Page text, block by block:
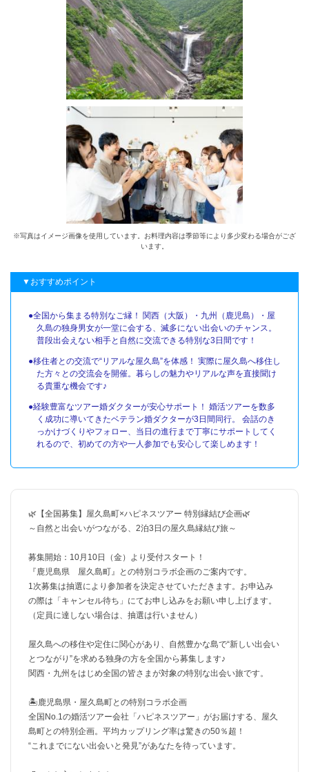
※写真はイメージ画像を使用しています。お料理内容は季節等により多少変わる場合がござ
います。
▼おすすめポイント
●全国から集まる特別なご縁！ 関西（大阪）・九州（鹿児島）・屋
久島の独身男女が一堂に会する、滅多にない出会いのチャンス。
普段出会えない相手と自然に交流できる特別な3日間です！
●移住者との交流で“リアルな屋久島”を体感！ 実際に屋久島へ移住し
た方々との交流会を開催。暮らしの魅力やリアルな声を直接聞け
る貴重な機会です♪
●経験豊富なツアー婚ダクターが安心サポート！ 婚活ツアーを数多
く成功に導いてきたベテラン婚ダクターが3日間同行。 会話のき
っかけづくりやフォロー、当日の進行まで丁寧にサポートしてく
れるので、初めての方や一人参加でも安心して楽しめます！
🌿【全国募集】屋久島町×ハピネスツアー 特別縁結び企画🌿
～自然と出会いがつながる、2泊3日の屋久島縁結び旅～
募集開始：10月10日（金）より受付スタート！
『鹿児島県 屋久島町』との特別コラボ企画のご案内です。
1次募集は抽選により参加者を決定させていただきます。お申込み
の際は「キャンセル待ち」にてお申し込みをお願い申し上げます。
（定員に達しない場合は、抽選は行いません）
屋久島への移住や定住に関心があり、自然豊かな島で“新しい出会い
とつながり”を求める独身の方を全国から募集します♪
関西・九州をはじめ全国の皆さまが対象の特別な出会い旅です。
🏝️鹿児島県・屋久島町との特別コラボ企画
全国No.1の婚活ツアー会社「ハピネスツアー」がお届けする、屋久
島町との特別企画。平均カップリング率は驚きの50％超！
“これまでにない出会いと発見”があなたを待っています。